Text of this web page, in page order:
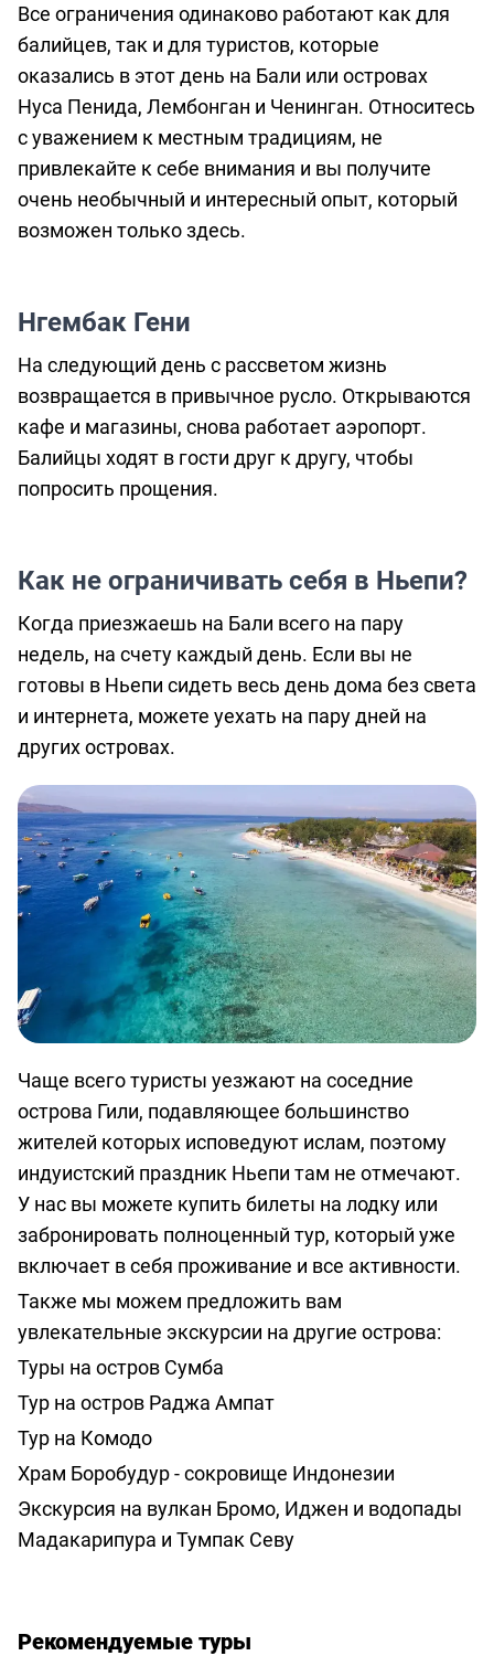
Все ограничения одинаково работают как для
балийцев, так и для туристов, которые
оказались в этот день на Бали или островах
Нуса Пенида, Лембонган и Ченинган. Относитесь
с уважением к местным традициям, не
привлекайте к себе внимания и вы получите
очень необычный и интересный опыт, который
возможен только здесь.
Нгембак Гени
На следующий день с рассветом жизнь
возвращается в привычное русло. Открываются
кафе и магазины, снова работает аэропорт.
Балийцы ходят в гости друг к другу, чтобы
попросить прощения.
Как не ограничивать себя в Ньепи?
Когда приезжаешь на Бали всего на пару
недель, на счету каждый день. Если вы не
готовы в Ньепи сидеть весь день дома без света
и интернета, можете уехать на пару дней на
других островах.
Чаще всего туристы уезжают на соседние
острова Гили, подавляющее большинство
жителей которых исповедуют ислам, поэтому
индуистский праздник Ньепи там не отмечают.
У нас вы можете купить билеты на лодку или
забронировать полноценный тур, который уже
включает в себя проживание и все активности.
Также мы можем предложить вам
увлекательные экскурсии на другие острова:
Туры на остров Сумба
Тур на остров Раджа Ампат
Тур на Комодо
Храм Боробудур - сокровище Индонезии
Экскурсия на вулкан Бромо, Иджен и водопады
Мадакарипура и Тумпак Севу
Рекомендуемые туры